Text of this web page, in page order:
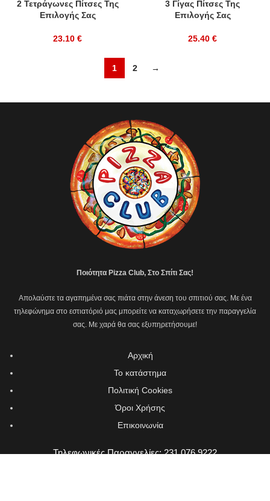
2 Τετράγωνες Πίτσες Της
Επιλογής Σας
23.10 €
3 Γίγας Πίτσες Της
Επιλογής Σας
25.40 €
1 2 →
Ποιότητα Pizza Club, Στο Σπίτι Σας!
Απολαύστε τα αγαπημένα σας πιάτα στην άνεση του σπιτιού σας. Με ένα
τηλεφώνημα στο εστιατόριό μας μπορείτε να καταχωρήσετε την παραγγελία
σας. Με χαρά θα σας εξυπηρετήσουμε!
Αρχική
Το κατάστημα
Πολιτική Cookies
Όροι Χρήσης
Επικοινωνία
Τηλεφωνικές Παραγγελίες: 231 076 9222